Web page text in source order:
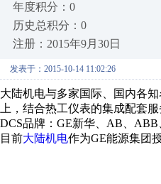
年度积分：0
历史总积分：0
注册：2015年9月30日
发表于：2015-10-14 11:02:26
大陆机电与多家国际、国内各
上，结合热工仪表的集成配套
DCS品牌：GE新华、AB、
目前大陆机电作为GE能源集团